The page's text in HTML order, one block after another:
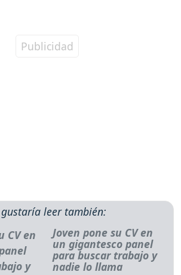
gustaría leer también:
Joven pone su CV en
un gigantesco panel
para buscar trabajo y
nadie lo llama